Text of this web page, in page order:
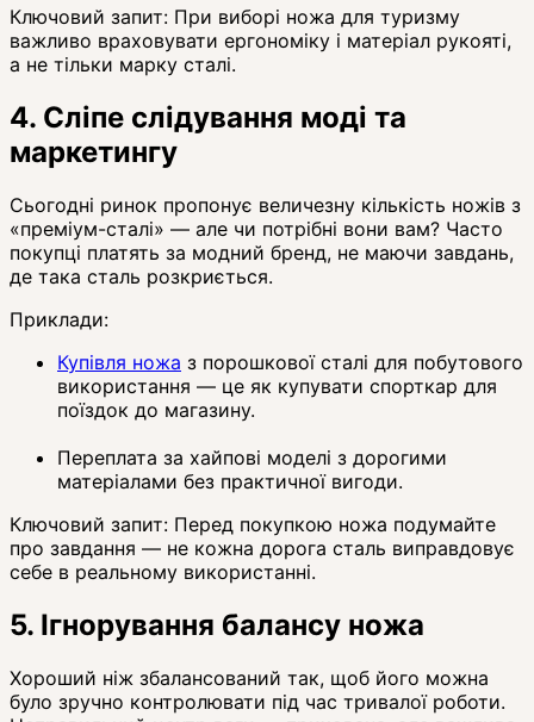
Ключовий запит: При виборі ножа для туризму
важливо враховувати ергономіку і матеріал рукояті,
а не тільки марку сталі.
4. Сліпе слідування моді та
маркетингу
Сьогодні ринок пропонує величезну кількість ножів з
«преміум-сталі» — але чи потрібні вони вам? Часто
покупці платять за модний бренд, не маючи завдань,
де така сталь розкриється.
Приклади:
Купівля ножа з порошкової сталі для побутового
використання — це як купувати спорткар для
поїздок до магазину.
Переплата за хайпові моделі з дорогими
матеріалами без практичної вигоди.
Ключовий запит: Перед покупкою ножа подумайте
про завдання — не кожна дорога сталь виправдовує
себе в реальному використанні.
5. Ігнорування балансу ножа
Хороший ніж збалансований так, щоб його можна
було зручно контролювати під час тривалої роботи.